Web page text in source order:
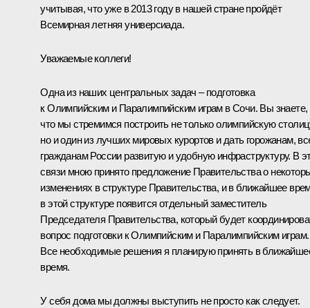
учитывая, что уже в 2013 году в нашей стране пройдёт
Всемирная летняя универсиада.
Уважаемые коллеги!
Одна из наших центральных задач – подготовка
к Олимпийским и Паралимпийским играм в Сочи. Вы знаете,
что мы стремимся построить не только олимпийскую
но и один из лучших мировых курортов и дать горожанам,
гражданам России развитую и удобную инфраструктуру. В
связи мною принято предложение Правительства о
изменениях в структуре Правительства, и в ближайшее
в этой структуре появится отдельный заместитель
Председателя Правительства, который будет
вопрос подготовки к Олимпийским и Паралимпийским играм.
Все необходимые решения я планирую принять в
время.
У себя дома мы должны выступить не просто как следует.